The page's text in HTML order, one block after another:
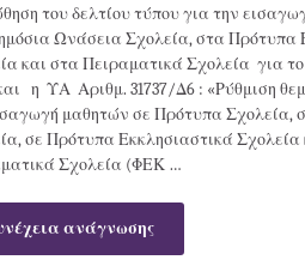
του δελτίου τύπου για την
Ωνάσεια Σχολεία, στα Πρότυπα
και στα Πειραματικά Σχολεία για το
η ΥΑ Αριθμ. 31737/Δ6 : «Ρύθμιση
μαθητών σε Πρότυπα Σχολεία,
σε Πρότυπα Εκκλησιαστικά Σχολεία
Σχολεία (ΦΕΚ …
ανάγνωσης